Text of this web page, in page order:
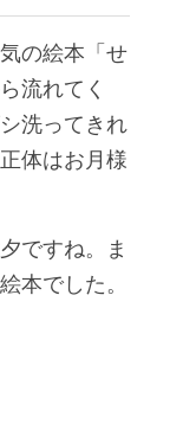
の絵本「せ
流れてく
洗ってきれ
体はお月様
ですね。ま
本でした。